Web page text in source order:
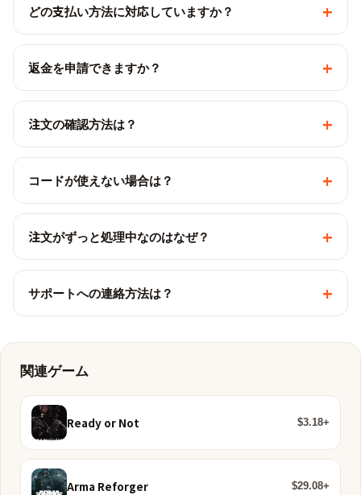
どの支払い方法に対応していますか？ +
返金を申請できますか？ +
注文の確認方法は？ +
コードが使えない場合は？ +
注文がずっと処理中なのはなぜ？ +
サポートへの連絡方法は？ +
関連ゲーム
Ready or Not $3.18+
Arma Reforger $29.08+